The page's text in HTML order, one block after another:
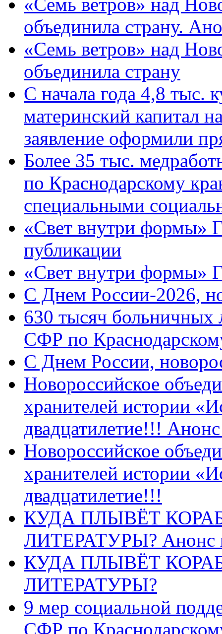
объединила страну.
«Семь ветров» над
объединила страну
С начала года 4,8 тыс.
материнский капитал
заявление оформили
Более 35 тыс.
по Краснодарскому
специальными
«Свет внутри формы»
публикации
«Свет внутри формы»
C Днем России-2026,
630 тысяч больничных
СФР по
C Днем России,
Новороссийское
хранителей истории
двадцатилетие!!!
Новороссийское
хранителей истории
двадцатилетие!!!
КУДА ПЛЫВЁТ
ЛИТЕРАТУРЫ? Анонс
КУДА ПЛЫВЁТ
ЛИТЕРАТУРЫ?
9 мер социальной
СФР по